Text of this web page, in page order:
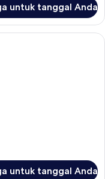
untuk tanggal Anda
1 Tempat Tidur
untuk tanggal Anda